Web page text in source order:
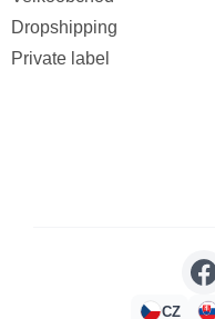
Dropshipping
Private label
CZ